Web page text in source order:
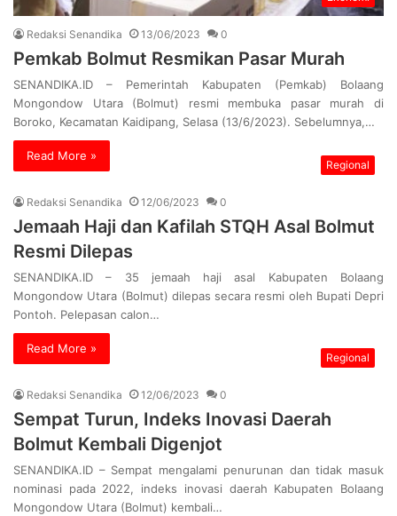
Redaksi Senandika 13/06/2023 0
Pemkab Bolmut Resmikan Pasar Murah
SENANDIKA.ID – Pemerintah Kabupaten (Pemkab) Bolaang
Mongondow Utara (Bolmut) resmi membuka pasar murah di
Boroko, Kecamatan Kaidipang, Selasa (13/6/2023). Sebelumnya,…
Read More »
Regional
Redaksi Senandika 12/06/2023 0
Jemaah Haji dan Kafilah STQH Asal Bolmut
Resmi Dilepas
SENANDIKA.ID – 35 jemaah haji asal Kabupaten Bolaang
Mongondow Utara (Bolmut) dilepas secara resmi oleh Bupati Depri
Pontoh. Pelepasan calon…
Read More »
Regional
Redaksi Senandika 12/06/2023 0
Sempat Turun, Indeks Inovasi Daerah
Bolmut Kembali Digenjot
SENANDIKA.ID – Sempat mengalami penurunan dan tidak masuk
nominasi pada 2022, indeks inovasi daerah Kabupaten Bolaang
Mongondow Utara (Bolmut) kembali…